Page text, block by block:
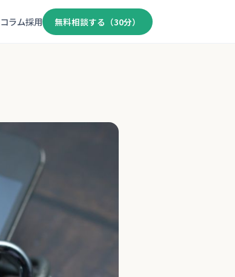
コラム採用 無料相談する（30分）